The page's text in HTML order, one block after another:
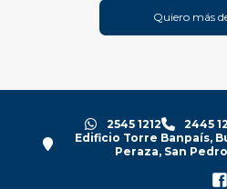
Quiero más
2545 1212 2445
Edificio Torre Banpaís,
Peraza, San